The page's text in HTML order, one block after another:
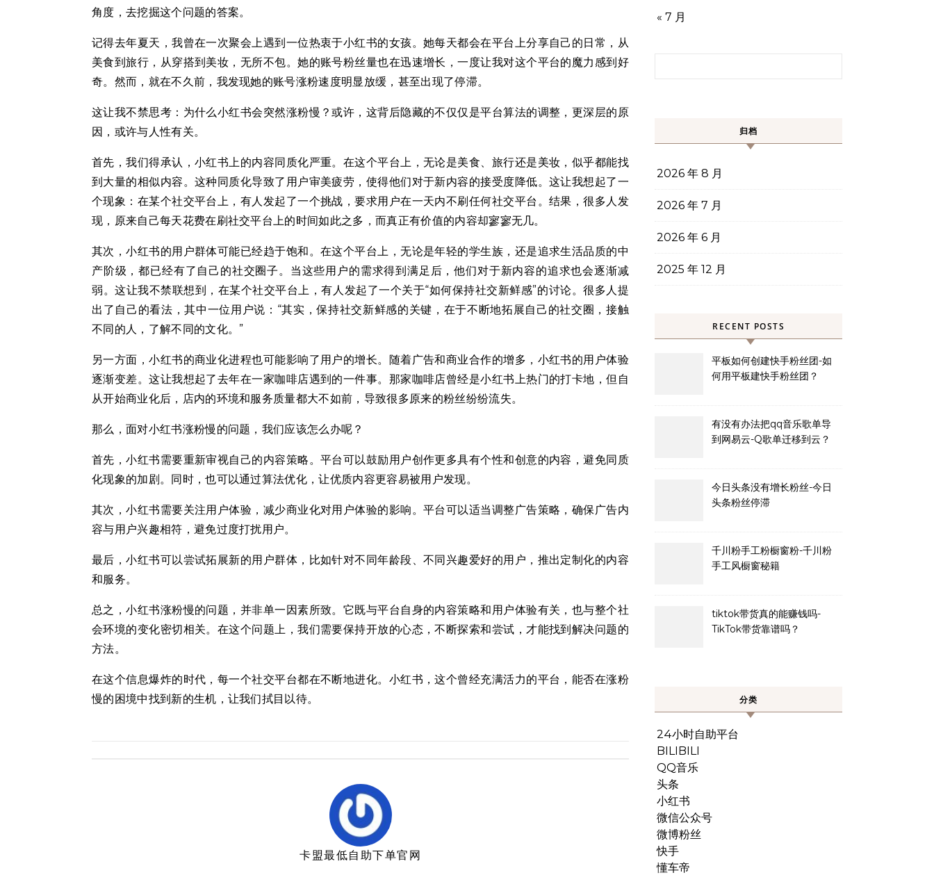
角度，去挖掘这个问题的答案。
记得去年夏天，我曾在一次聚会上遇到一位热衷于小红书的女孩。她每天都会在平台上分享自己的日常，从
美食到旅行，从穿搭到美妆，无所不包。她的账号粉丝量也在迅速增长，一度让我对这个平台的魔力感到好
奇。然而，就在不久前，我发现她的账号涨粉速度明显放缓，甚至出现了停滞。
这让我不禁思考：为什么小红书会突然涨粉慢？或许，这背后隐藏的不仅仅是平台算法的调整，更深层的原
因，或许与人性有关。
首先，我们得承认，小红书上的内容同质化严重。在这个平台上，无论是美食、旅行还是美妆，似乎都能找
到大量的相似内容。这种同质化导致了用户审美疲劳，使得他们对于新内容的接受度降低。这让我想起了一
个现象：在某个社交平台上，有人发起了一个挑战，要求用户在一天内不刷任何社交平台。结果，很多人发
现，原来自己每天花费在刷社交平台上的时间如此之多，而真正有价值的内容却寥寥无几。
其次，小红书的用户群体可能已经趋于饱和。在这个平台上，无论是年轻的学生族，还是追求生活品质的中
产阶级，都已经有了自己的社交圈子。当这些用户的需求得到满足后，他们对于新内容的追求也会逐渐减
弱。这让我不禁联想到，在某个社交平台上，有人发起了一个关于“如何保持社交新鲜感”的讨论。很多人提
出了自己的看法，其中一位用户说：“其实，保持社交新鲜感的关键，在于不断地拓展自己的社交圈，接触
不同的人，了解不同的文化。”
另一方面，小红书的商业化进程也可能影响了用户的增长。随着广告和商业合作的增多，小红书的用户体验
逐渐变差。这让我想起了去年在一家咖啡店遇到的一件事。那家咖啡店曾经是小红书上热门的打卡地，但自
从开始商业化后，店内的环境和服务质量都大不如前，导致很多原来的粉丝纷纷流失。
那么，面对小红书涨粉慢的问题，我们应该怎么办呢？
首先，小红书需要重新审视自己的内容策略。平台可以鼓励用户创作更多具有个性和创意的内容，避免同质
化现象的加剧。同时，也可以通过算法优化，让优质内容更容易被用户发现。
其次，小红书需要关注用户体验，减少商业化对用户体验的影响。平台可以适当调整广告策略，确保广告内
容与用户兴趣相符，避免过度打扰用户。
最后，小红书可以尝试拓展新的用户群体，比如针对不同年龄段、不同兴趣爱好的用户，推出定制化的内容
和服务。
总之，小红书涨粉慢的问题，并非单一因素所致。它既与平台自身的内容策略和用户体验有关，也与整个社
会环境的变化密切相关。在这个问题上，我们需要保持开放的心态，不断探索和尝试，才能找到解决问题的
方法。
在这个信息爆炸的时代，每一个社交平台都在不断地进化。小红书，这个曾经充满活力的平台，能否在涨粉
慢的困境中找到新的生机，让我们拭目以待。
卡盟最低自助下单官网
« 7 月
归档
2026 年 8 月
2026 年 7 月
2026 年 6 月
2025 年 12 月
RECENT POSTS
平板如何创建快手粉丝团-如
何用平板建快手粉丝团？
有没有办法把qq音乐歌单导
到网易云-Q歌单迁移到云？
今日头条没有增长粉丝-今日
头条粉丝停滞
千川粉手工粉橱窗粉-千川粉
手工风橱窗秘籍
tiktok带货真的能赚钱吗-
TikTok带货靠谱吗？
分类
24小时自助平台
BILIBILI
QQ音乐
头条
小红书
微信公众号
微博粉丝
快手
懂车帝